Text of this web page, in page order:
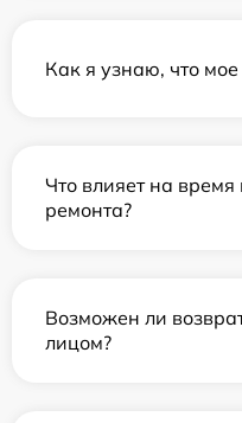
Как я узнаю, что мое
Что влияет на
ремонта?
Возможен ли
лицом?